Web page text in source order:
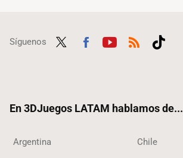
Síguenos
En 3DJuegos LATAM hablamos de...
Argentina Chile